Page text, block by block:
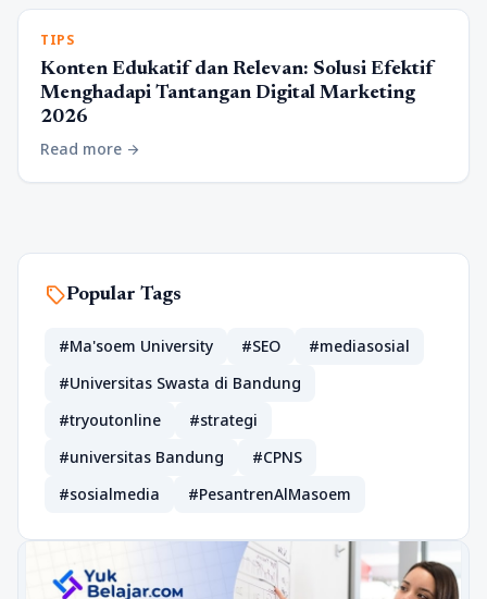
TIPS
Konten Edukatif dan Relevan: Solusi Efektif
Menghadapi Tantangan Digital Marketing
2026
Read more arrow_forward
sellPopular Tags
#Ma'soem University #SEO
#mediasosial
#Universitas Swasta di Bandung
#tryoutonline
#strategi
#universitas Bandung
#CPNS
#sosialmedia
#PesantrenAlMasoem